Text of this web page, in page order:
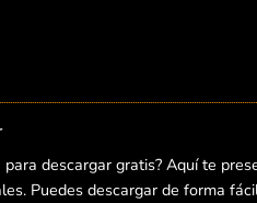
descargar gratis? Aquí te
Puedes descargar de forma